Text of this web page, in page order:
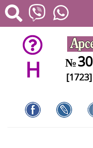
H №30
[1723]